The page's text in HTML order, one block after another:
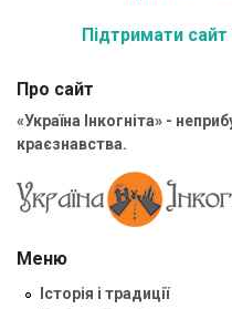
Підтримати сайт
Про сайт
«Україна Інкогніта» -
краєзнавства.
Меню
Історія і традиції